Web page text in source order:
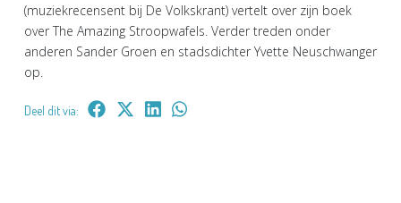
(muziekrecensent bij De Volkskrant) vertelt over zijn boek
over The Amazing Stroopwafels. Verder treden onder
anderen Sander Groen en stadsdichter Yvette Neuschwanger
op.
Deel dit via: